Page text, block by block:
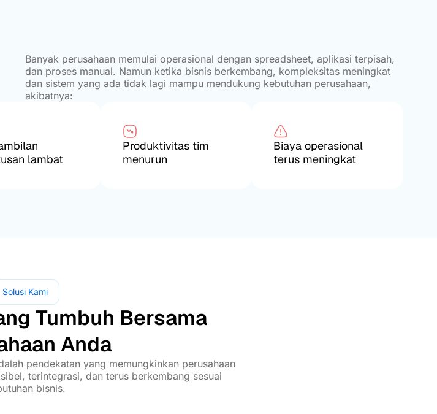
Banyak perusahaan memulai operasional dengan spreadsheet, aplikasi terpisah,
dan proses manual. Namun ketika bisnis berkembang, kompleksitas meningkat
dan sistem yang ada tidak lagi mampu mendukung kebutuhan perusahaan,
akibatnya:
lambat
Produktivitas tim
menurun
Biaya operasional
terus meningkat
Solusi Kami
Tumbuh Bersama
Anda
pendekatan yang memungkinkan perusahaan
terintegrasi, dan terus berkembang sesuai
bisnis.